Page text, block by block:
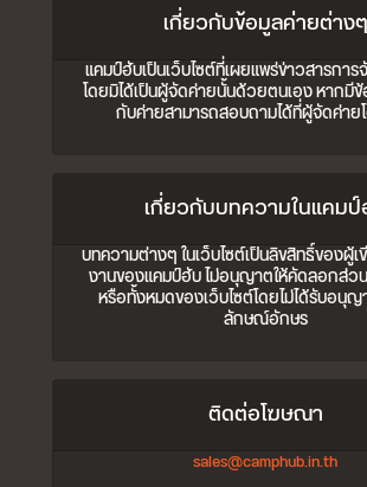
เกี่ยวกับข้อมูลค่ายต่างๆ
แคมป์ฮับเป็นเว็บไซต์ที่เผยแพร่ข่าวสารกา
โดยมิได้เป็นผู้จัดค่ายนั้นด้วยตนเอง หากมี
กับค่ายสามารถสอบถามได้ที่ผู้จัดค่าย
เกี่ยวกับบทความในแคม
บทความต่างๆ ในเว็บไซต์เป็นลิขสิทธิ์ของผู้
งานของแคมป์ฮับ ไม่อนุญาตให้คัดลอกส่ว
หรือทั้งหมดของเว็บไซต์โดยไม่ได้รับอนุญ
ลักษณ์อักษร
ติดต่อโฆษณา
sales@camphub.in.th